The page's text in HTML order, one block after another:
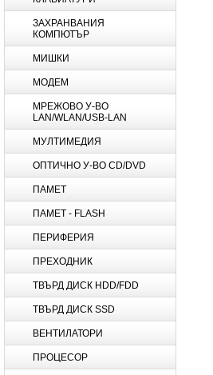
ЗАХРАНВАНИЯ
КОМПЮТЪР
МИШКИ
МОДЕМ
МРЕЖОВО У-ВО
LAN/WLAN/USB-LAN
МУЛТИМЕДИЯ
ОПТИЧНО У-ВО CD/DVD
ПАМЕТ
ПАМЕТ - FLASH
ПЕРИФЕРИЯ
ПРЕХОДНИК
ТВЪРД ДИСК HDD/FDD
ТВЪРД ДИСК SSD
ВЕНТИЛАТОРИ
ПРОЦЕСОР